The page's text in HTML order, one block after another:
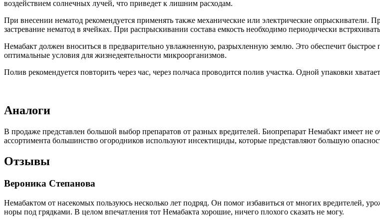
воздействием солнечных лучей, что приведет к лишним расходам.
При внесении нематод рекомендуется применять также механические или электрические опрыскиватели.
застревание нематод в ячейках. При распрыскивании состава емкость необходимо периодически
Немабакт должен вноситься в предварительно увлажненную, разрыхленную землю. Это обеспечит быстрое
оптимальные условия для жизнедеятельности микроорганизмов.
Полив рекомендуется повторить через час, через полчаса проводится полив участка. Одной упаковки
Аналоги
В продаже представлен большой выбор препаратов от разных вредителей. Биопрепарат Немабакт имеет
ассортимента большинство огородников используют инсектициды, которые представляют большую
Отзывы
Вероника Степанова
Немабактом от насекомых пользуюсь несколько лет подряд. Он помог избавиться от многих вредителей,
норы под грядками. В целом впечатления тот Немабакта хорошие, ничего плохого сказать не могу.